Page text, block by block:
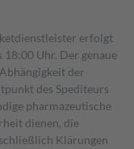
erfolgt
Uhr. Der genaue
der
des Spediteurs
pharmazeutische
dienen, die
Klärungen